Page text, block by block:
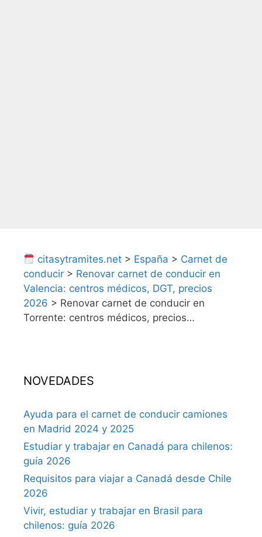
citasytramites.net > España > Carnet de
conducir > Renovar carnet de conducir en
Valencia: centros médicos, DGT, precios
2026 > Renovar carnet de conducir en
Torrente: centros médicos, precios…
NOVEDADES
Ayuda para el carnet de conducir camiones
en Madrid 2024 y 2025
Estudiar y trabajar en Canadá para chilenos:
guía 2026
Requisitos para viajar a Canadá desde Chile
2026
Vivir, estudiar y trabajar en Brasil para
chilenos: guía 2026